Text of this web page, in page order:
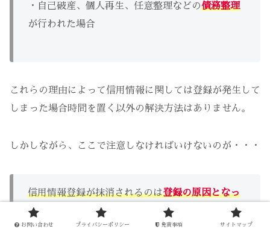
・自己破産、個人再生、任意整理などの債務整理
が行われた場合
これらの理由によって信用情報に関しては登録が発生して
しまった場合時間を置く以外の解決方法はありません。
しかしながら、ここで注意しなければいけないのが・・・
信用情報登録が抹消されるのは登録の原因となっ
た金融事故が解決してから所定の期間を経過した
場合です！
お問い合わせ プライバシーポリシー 免責事項 サイトマップ